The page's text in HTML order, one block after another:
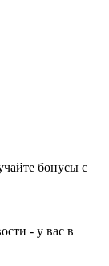
бонусы с
- у вас в